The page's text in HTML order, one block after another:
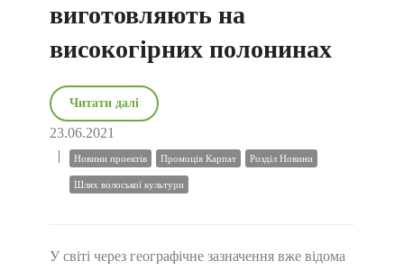
виготовляють на
високогірних полонинах
Читати далі
23.06.2021
Новини проектів Промоція Карпат Розділ Новини
Шлях волоської культури
У світі через географічне зазначення вже відома